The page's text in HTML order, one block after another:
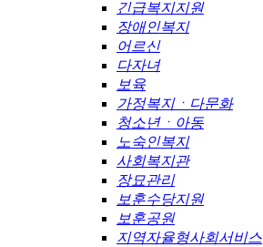
긴급복지지원
장애인복지
어르신
다자녀
보육
가정복지ㆍ다문화
청소년ㆍ아동
노숙인복지
사회복지관
장묘관리
보훈수당지원
보훈공원
지역자율형사회서비스